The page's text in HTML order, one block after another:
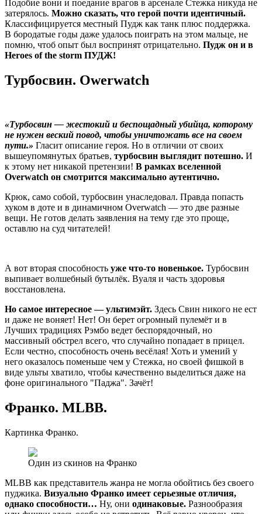
Подобие вони и поедание врагов в арсенале Стежка никуда не
затерялось. Можно сказать, что герой почти идентичный.
Классифицируется местный Пудж как танк плюс поддержка.
В бородатые годы даже удалось поиграть на этом мальце, не
помню, чтоб опыт был воспринят отрицательно. Пудж он и в
Heroes of the storm ПУДЖ!
Турбосвин. Owerwatch
«Турбосвин — жестокий и беспощадный убийца, которому
не нужен веский повод, чтобы уничтожать все на своем
пути.» Гласит описание героя. Но в отличии от своих
вышеупомянутых братьев, турбосвин выглядит потешно. И
к этому нет никакой претензии! В рамках вселенной
Overwatch он смотрится максимально аутентично.
Крюк, само собой, турбосвин унаследовал. Правда попасть
хуком в доте и в динамичном Overwatch — это две разные
вещи. Не готов делать заявления на тему где это проще,
оставлю на суд читателей!
А вот вторая способность уже что-то новенькое. Турбосвин
выпивает волшебный бутылёк. Вуаля и часть здоровья
восстановлена.
Но самое интересное — ультимэйт. Здесь Свин никого не ест
и даже не воняет! Нет! Он берет огромный пулемёт и в
Лучших традициях Рэмбо ведет беспорядочный, но
массивный обстрел всего, что случайно попадает в прицел.
Если честно, способность очень весёлая! Хоть и умений у
него оказалось поменьше чем у Стежка, но своей фишкой в
виде ульты хватило, чтобы качественно выделиться даже на
фоне оригинального "Паджа". Зачёт!
Франко. MLBB.
Картинка Франко.
Один из скинов на Франко
MLBB как представитель жанра не могла обойтись без своего
пуджика. Визуально Франко имеет серьезные отличия,
однако способности… Ну, они одинаковые. Разнообразия